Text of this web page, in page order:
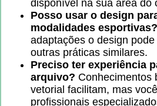
disponível na sua área do
Posso usar o design
modalidades esportivas?
adaptações o design
outras práticas similares.
Preciso ter experiência
arquivo? Conhecimentos
vetorial facilitam, mas
profissionais